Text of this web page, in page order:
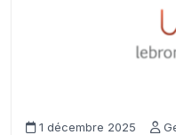
1 décembre 2025